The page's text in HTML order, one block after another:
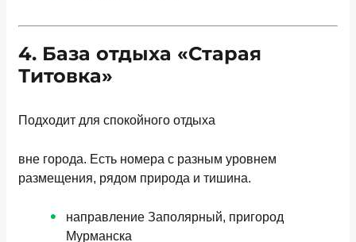
4. База отдыха «Старая
Титовка»
Подходит для спокойного отдыха
вне города. Есть номера с разным уровнем
размещения, рядом природа и тишина.
направление Заполярный, пригород
Мурманска